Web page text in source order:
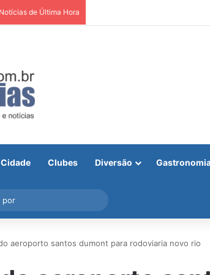
Notícias de Última Hora
Cidade Clubes Diversão
por
aeroporto santos dumont para rodoviaria novo rio